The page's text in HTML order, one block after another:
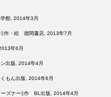
館, 2014年3月
作・絵 徳間書店, 2013年7月
年6月
出版, 2014年4月
もん出版, 2014年6月
ズナー∥作 BL出版, 2014年4月